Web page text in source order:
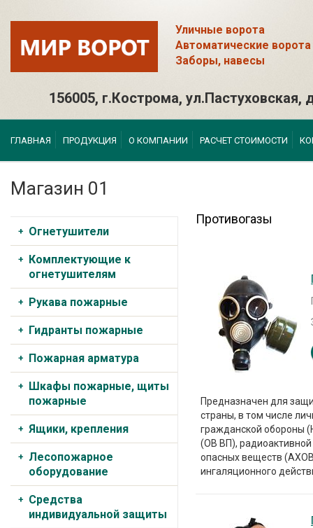
156005, г.Кострома, ул.Пастуховская,
Уличные ворота
Автоматические ворота
Заборы, навесы
ГЛАВНАЯ ПРОДУКЦИЯ О КОМПАНИИ РАСЧЕТ СТОИМОСТИ
Противогазы
Предназначен для
страны, в том числе
гражданской обороны
(ОВ ВП),
опасных веществ
ингаляционного
Магазин 01
Огнетушители
Комплектующие к
огнетушителям
Рукава пожарные
Гидранты пожарные
Пожарная арматура
Шкафы пожарные, щиты
пожарные
Ящики, крепления
Лесопожарное
оборудование
Средства
индивидуальной защиты